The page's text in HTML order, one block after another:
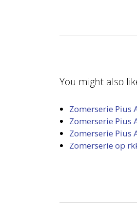
You might also
Zomerserie Pius
Zomerserie Pius
Zomerserie Pius
Zomerserie op